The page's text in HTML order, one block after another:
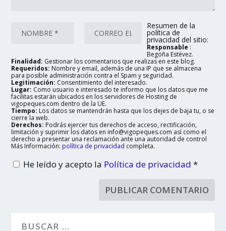
Resumen de la
política de
privacidad del sitio:
Responsable :
Begoña Estévez.
Finalidad: Gestionar los comentarios que realizas en este blog.
Requeridos: Nombre y email, además de una IP que se almacena
para posible administración contra el Spam y seguridad.
Legitimación: Consentimiento del interesado.
Lugar: Como usuario e interesado te informo que los datos que me
facilitas estarán ubicados en los servidores de Hosting de
vigopeques.com dentro de la UE.
Tiempo: Los datos se mantendrán hasta que los dejes de baja tu, o se
cierre la web.
Derechos: Podrás ejercer tus derechos de acceso, rectificación,
limitación y suprimir los datos en info@vigopeques.com así como el
derecho a presentar una reclamación ante una autoridad de control
Más Información: política de privacidad completa.
He leído y acepto la Política de privacidad*